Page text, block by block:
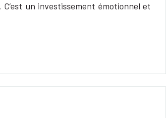
un investissement émotionnel et